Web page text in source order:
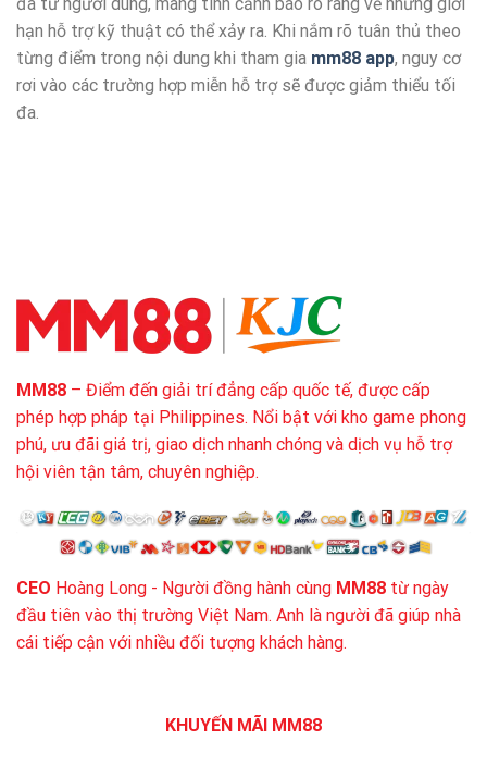
hạn hỗ trợ kỹ thuật có thể xảy ra. Khi nắm rõ tuân thủ theo
từng điểm trong nội dung khi tham gia mm88 app, nguy cơ
rơi vào các trường hợp miễn hỗ trợ sẽ được giảm thiểu tối
đa.
MM88 – Điểm đến giải trí đẳng cấp quốc tế, được cấp
phép hợp pháp tại Philippines. Nổi bật với kho game phong
phú, ưu đãi giá trị, giao dịch nhanh chóng và dịch vụ hỗ trợ
hội viên tận tâm, chuyên nghiệp.
CEO Hoàng Long - Người đồng hành cùng MM88 từ ngày
đầu tiên vào thị trường Việt Nam. Anh là người đã giúp nhà
cái tiếp cận với nhiều đối tượng khách hàng.
KHUYẾN MÃI MM88